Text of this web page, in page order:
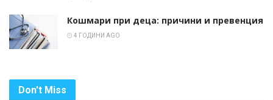
Кошмари при деца: причини и превенция
4 ГОДИНИ AGO
Don't Miss